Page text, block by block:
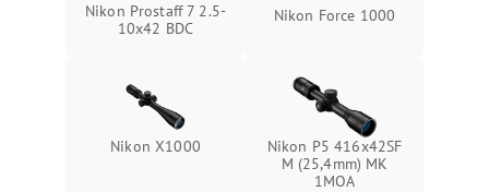
Nikon Prostaff 7 2.5-
10x42 BDC
Nikon Force 1000
Nikon X1000
Nikon P5 416x42SF
M (25,4mm) MK
1MOA